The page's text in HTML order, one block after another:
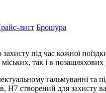
лист Брошура
під час кожної
міських, так і в
гальмуванні та
H7 створений для захисту